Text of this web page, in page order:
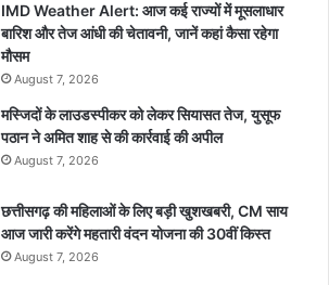
IMD Weather Alert: आज कई राज्यों में मूसलाधार
बारिश और तेज आंधी की चेतावनी, जानें कहां कैसा रहेगा
मौसम
August 7, 2026
मस्जिदों के लाउडस्पीकर को लेकर सियासत तेज, युसूफ
पठान ने अमित शाह से की कार्रवाई की अपील
August 7, 2026
छत्तीसगढ़ की महिलाओं के लिए बड़ी खुशखबरी, CM साय
आज जारी करेंगे महतारी वंदन योजना की 30वीं किस्त
August 7, 2026